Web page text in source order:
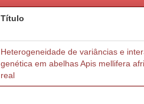
Título
Heterogeneidade de variâncias e
genética em abelhas Apis mellifera
real